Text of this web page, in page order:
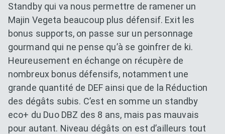
Standby qui va nous permettre de ramener un
Majin Vegeta beaucoup plus défensif. Exit les
bonus supports, on passe sur un personnage
gourmand qui ne pense qu’à se goinfrer de ki.
Heureusement en échange on récupère de
nombreux bonus défensifs, notamment une
grande quantité de DEF ainsi que de la Réduction
des dégâts subis. C’est en somme un standby
eco+ du Duo DBZ des 8 ans, mais pas mauvais
pour autant. Niveau dégâts on est d’ailleurs tout